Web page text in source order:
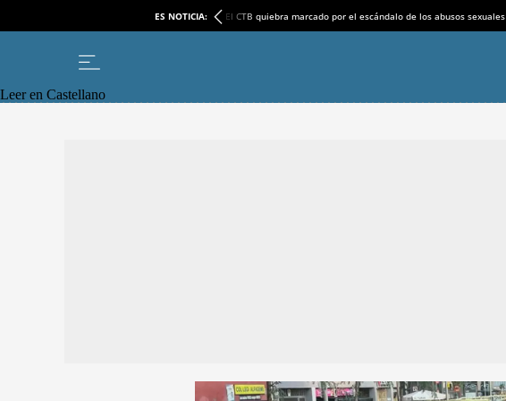
ES NOTICIA: El CTB quiebra marcado por el escándalo de los abusos sexuales
Leer en Castellano